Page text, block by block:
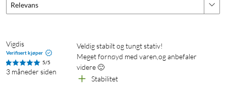
Relevans
Vigdis
Verifisert kjøper
5/5
3 måneder siden
Veldig stabilt og tungt stativ!
Meget fornøyd med varen,og anbefaler
videre 🙂
Stabilitet